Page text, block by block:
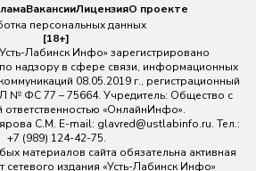
ВакансииЛицензияО проекте
персональных данных
[18+]
Лабинск Инфо» зарегистрировано
надзору в сфере связи, информационных
08.05.2019 г., регистрационный
№ ФС 77 – 75664. Учредитель: Общество с
ответственностью «ОнлайнИнфо».
С.М. E-mail: glavred@ustlabinfo.ru. Тел.:
+7 (989) 124-42-75.
материалов сайта обязательна активная
сетевого издания «Усть-Лабинск Инфо»